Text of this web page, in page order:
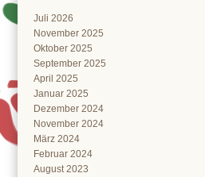
Juli 2026
November 2025
Oktober 2025
September 2025
April 2025
Januar 2025
Dezember 2024
November 2024
März 2024
Februar 2024
August 2023